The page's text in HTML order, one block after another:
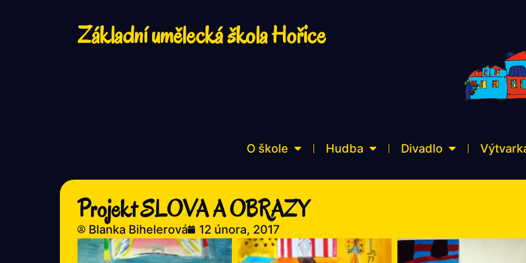
Základní umělecká škola Hořice
O škole Hudba Divadlo
Projekt SLOVA A OBRAZY
Blanka Bihelerová 12 února, 2017